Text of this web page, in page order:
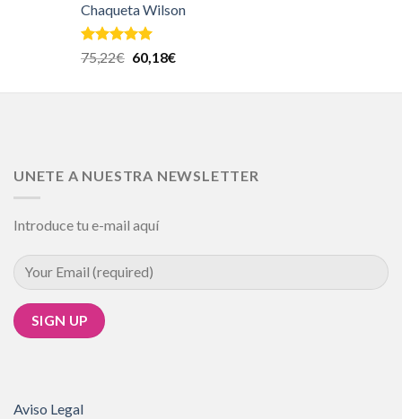
Chaqueta Wilson
Valorado en
5.00
75,22€ 60,18€
UNETE A NUESTRA NEWSLETTER
Introduce tu e-mail aquí
Aviso Legal